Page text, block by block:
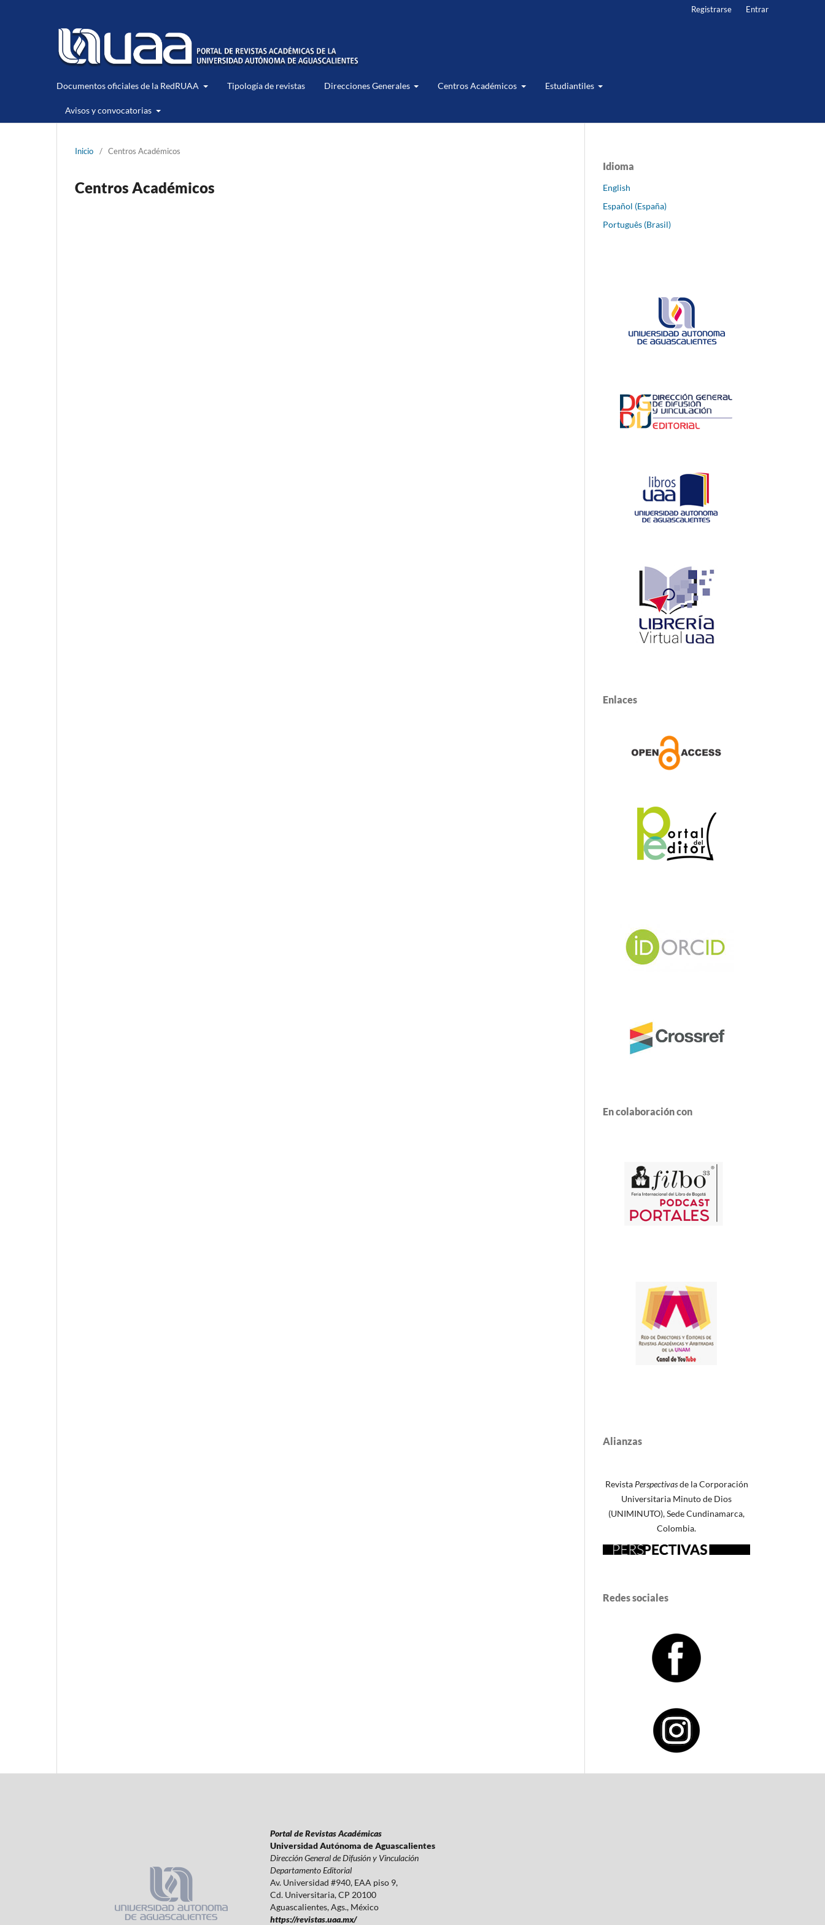
Documentos oficiales de la RedRUAA Tipología de revistas Direcciones Generales Centros Académicos Estudiantiles
Avisos y convocatorias
Registrarse Entrar
Inicio / Centros Académicos
Centros Académicos
Idioma
English
Español (España)
Português (Brasil)
Enlaces
En colaboración con
Alianzas
RevistaPerspectivasde la Corporación
Universitaria Minuto de Dios
(UNIMINUTO), Sede Cundinamarca,
Colombia.
Redes sociales
Portal de Revistas Académicas
Universidad Autónoma de Aguascalientes
Dirección General de Difusión y Vinculación
Departamento Editorial
Av. Universidad #940, EAA piso 9,
Cd. Universitaria, CP 20100
Aguascalientes, Ags., México
https://revistas.uaa.mx/